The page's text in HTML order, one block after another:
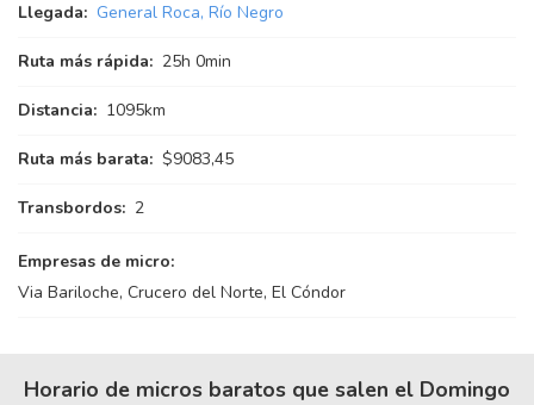
Llegada: General Roca, Río Negro
Ruta más rápida: 25h 0min
Distancia: 1095km
Ruta más barata: $9083,45
Transbordos: 2
Empresas de micro:
Via Bariloche, Crucero del Norte, El Cóndor
Horario de micros baratos que salen el Domingo